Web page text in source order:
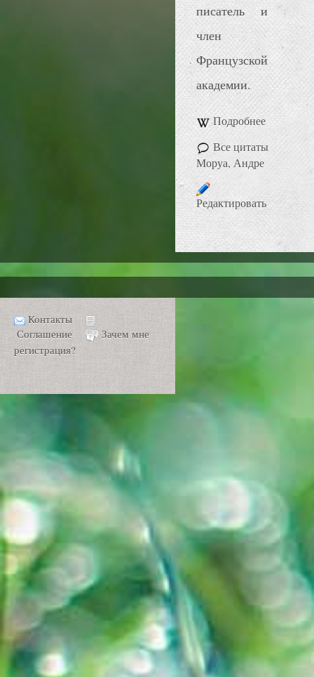
писатель и
член
Французской
академии.
Подробнее
Все цитаты
Моруа, Андре
Редактировать
Контакты
Соглашение
Зачем мне
регистрация?